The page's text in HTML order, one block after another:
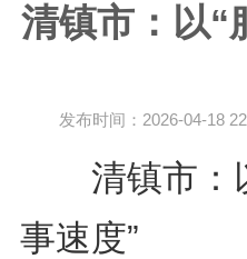
清镇市：以“
发布时间：2026-04-18
清镇市：以
事速度”